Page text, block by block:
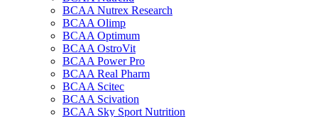
BCAA Nutrex Research
BCAA Olimp
BCAA Optimum
BCAA OstroVit
BCAA Power Pro
BCAA Real Pharm
BCAA Scitec
BCAA Scivation
BCAA Sky Sport Nutrition